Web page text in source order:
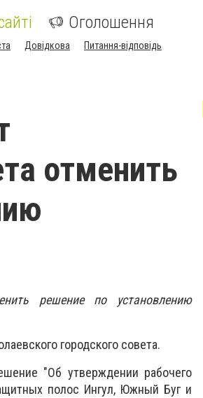
Оголошення
Довідкова Питання-відповідь
отменить
решение по установлению
городского совета.
"Об утверждении рабочего
полос Ингул, Южный Буг и